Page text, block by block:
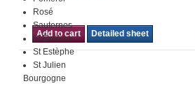
Rosé
Sauternes
St Emilion
St Estèphe
St Julien
Bourgogne
Add to cart Detailed sheet